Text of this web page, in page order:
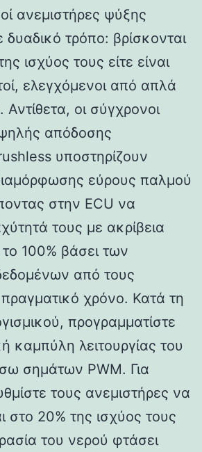
ανεμιστήρες ψύξης
δυαδικό τρόπο: βρίσκονται
ισχύος τους είτε είναι
ελεγχόμενοι από απλά
οι σύγχρονοι
απόδοσης
υποστηρίζουν
εύρους παλμού
στην ECU να
τους με ακρίβεια
100% βάσει των
από τους
χρόνο. Κατά τη
προγραμματίστε
καμπύλη λειτουργίας του
σημάτων PWM. Για
τους ανεμιστήρες να
στο 20% της ισχύος τους
του νερού φτάσει